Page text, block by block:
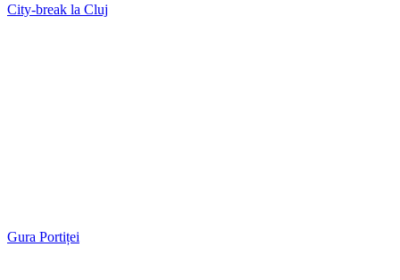
City-break la Cluj
Gura Portiței